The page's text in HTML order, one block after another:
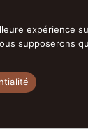
expérience
supposerons